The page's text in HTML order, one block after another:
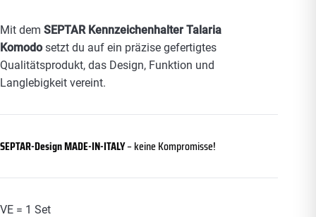
Mit dem SEPTAR Kennzeichenhalter Talaria
Komodo setzt du auf ein präzise gefertigtes
Qualitätsprodukt, das Design, Funktion und
Langlebigkeit vereint.
SEPTAR-Design MADE-IN-ITALY– keine Kompromisse!
VE = 1 Set